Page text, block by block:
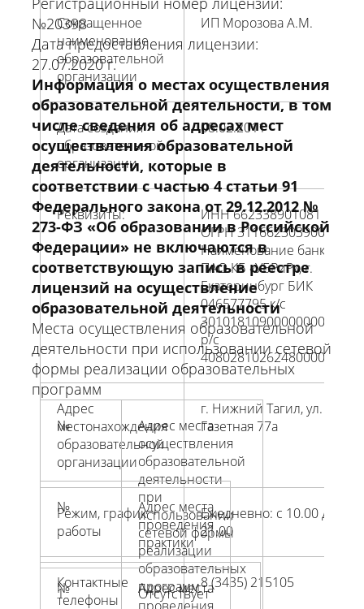
Сокращенное
наименование
образовательной
организации
ИП Морозова А.М.
Дата создания
образовательной
организации
08.02.2011
Реквизиты:
ИНН 662338901081
ОГРН 311662303900048
Наименование банка:
ПАО КБ «УБРиР», г.
Екатеринбург БИК
046577795 к/с
30101810900000000795
р/с
40802810262480000305
Адрес
местонахождения
образовательной
организации
г. Нижний Тагил, ул.
Газетная 77а
Режим, график
работы
Ежедневно: с 10.00 до
21.00
Контактные
телефоны
8 (3435) 215105
№20398
Дата предоставления лицензии:
27.07.2020 г.
Информация о местах осуществления
образовательной деятельности, в том
числе сведения об адресах мест
осуществления образовательной
деятельности, которые в
соответствии с частью 4 статьи 91
Федерального закона от 29.12.2012 №
273-ФЗ «Об образовании в Российской
Федерации» не включаются в
соответствующую запись в реестре
лицензий на осуществление
образовательной деятельности
Места осуществления образовательной
деятельности при использовании сетевой
формы реализации образовательных
программ
№
Адрес места
осуществления
образовательной
деятельности
при
использовании
сетевой формы
реализации
образовательных
программ
№
Адрес места
проведения
практики
1 Отсутствует
№
Адрес места